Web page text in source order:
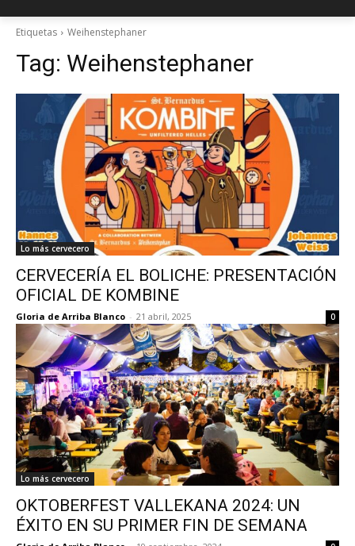
Etiquetas Weihenstephaner
Tag: Weihenstephaner
Lo más cervecero
CERVECERÍA EL BOLICHE: PRESENTACIÓN
OFICIAL DE KOMBINE
Gloria de Arriba Blanco - 21 abril, 2025 0
Lo más cervecero
OKTOBERFEST VALLEKANA 2024: UN
ÉXITO EN SU PRIMER FIN DE SEMANA